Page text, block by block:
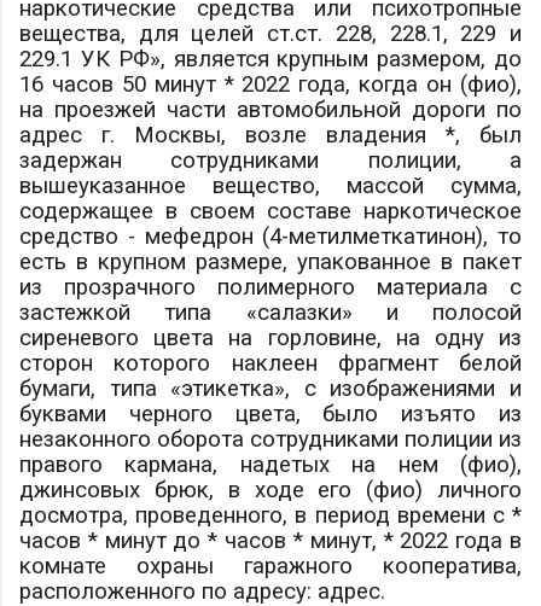
наркотические средства или психотропные
вещества, для целей ст.ст. 228, 228.1, 229 и
229.1 УК РФ», является крупным размером, до
16 часов 50 минут * 2022 года, когда он (фио),
на проезжей части автомобильной дороги по
адрес г. Москвы, возле владения *, был
задержан сотрудниками полиции, а
вышеуказанное вещество, массой сумма,
содержащее в своем составе наркотическое
средство - мефедрон (4-метилметкатинон), то
есть в крупном размере, упакованное в пакет
из прозрачного полимерного материала с
застежкой типа «салазки» и полосой
сиреневого цвета на горловине, на одну из
сторон которого наклеен фрагмент белой
бумаги, типа «этикетка», с изображениями и
буквами черного цвета, было изъято из
незаконного оборота сотрудниками полиции из
правого кармана, надетых на нем (фио),
джинсовых брюк, в ходе его (фио) личного
досмотра, проведенного, в период времени с *
часов * минут до * часов * минут, * 2022 года в
комнате охраны гаражного кооператива,
расположенного по адресу: адрес.